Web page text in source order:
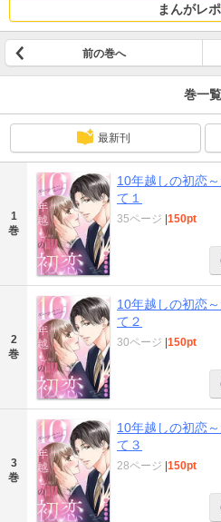
まんがレポ
前の巻へ
巻一覧
最新刊
1
巻
10年越しの初恋
て１
35ページ |150pt
2
巻
10年越しの初恋
て２
30ページ |150pt
3
巻
10年越しの初恋
て３
28ページ |150pt